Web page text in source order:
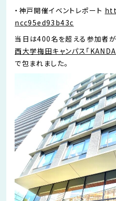
・神戸開催イベントレポート
ncc95ed93b43c
当日は400名を超える参加者
西大学梅田キャンパス「
で包まれました。